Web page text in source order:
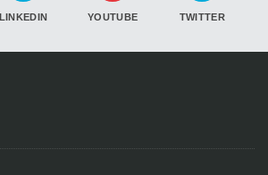
LINKEDIN YOUTUBE TWITTER